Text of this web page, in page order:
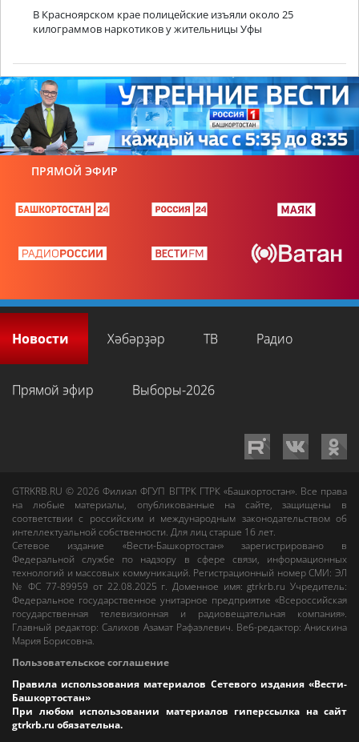
В Красноярском крае полицейские изъяли около 25
килограммов наркотиков у жительницы Уфы
ПРЯМОЙ ЭФИР
Новости Хәбәрҙәр ТВ Радио
Прямой эфир Выборы-2026
GTRKRB.RU © 2026Филиал ФГУП ВГТРК ГТРК «Башкортостан». Все права
на любые материалы, опубликованные на сайте, защищены в
соответствии с российским и международным законодательством об
интеллектуальной собственности. Для лиц старше 16 лет.
Сетевое издание «Вести-Башкортостан»зарегистрировано в
Федеральной службе по надзору в сфере связи, информационных
технологий и массовых коммуникаций. Регистрационный номер СМИ: ЭЛ
№ ФС 77-89959 от 22.08.2025 г. Доменное имя:gtrkrb.ru Учредитель:
Федеральное государственное унитарное предприятие «Всероссийская
государственная телевизионная и радиовещательная компания».
Главный редактор:Салихов Азамат Рафаэлевич. Веб-редактор:Анискина
Мария Борисовна.
Пользовательское соглашение
Правила использования материалов Сетевого издания «Вести-
Башкортостан»
При любом использовании материалов гиперссылка на сайт
gtrkrb.ru обязательна.